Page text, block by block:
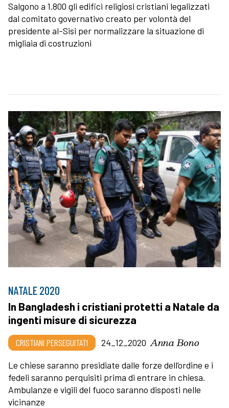
Salgono a 1.800 gli edifici religiosi cristiani legalizzati
dal comitato governativo creato per volontà del
presidente al-Sisi per normalizzare la situazione di
migliaia di costruzioni
NATALE 2020
In Bangladesh i cristiani protetti a Natale da
ingenti misure di sicurezza
CRISTIANI PERSEGUITATI 24_12_2020 Anna Bono
Le chiese saranno presidiate dalle forze dell’ordine e i
fedeli saranno perquisiti prima di entrare in chiesa.
Ambulanze e vigili del fuoco saranno disposti nelle
vicinanze